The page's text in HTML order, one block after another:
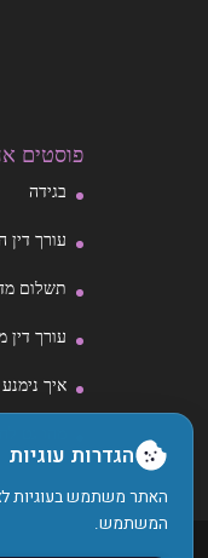
פוסטים
בגידה
עורך דין
תשלום
עורך דין
איך
הגדרות עוגיות
האתר משתמש בעוגיות
המשתמש.